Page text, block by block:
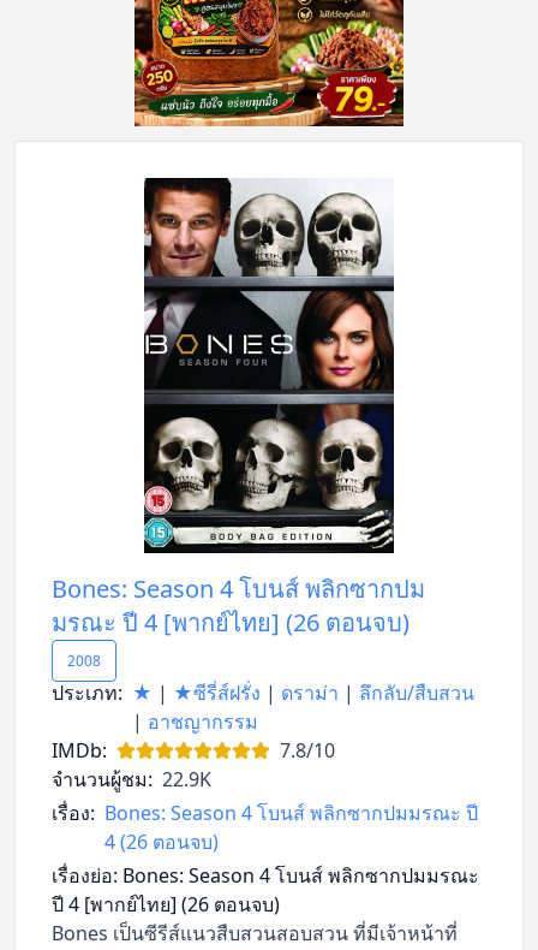
Bones: Season 4 โบนส์ พลิกซากปม
มรณะ ปี 4 [พากย์ไทย] (26 ตอนจบ)
2008
ประเภท: ★ | ★ซีรี่ส์ฝรั่ง | ดราม่า | ลึกลับ/สืบสวน
| อาชญากรรม
IMDb:
7.8/10
จำนวนผู้ชม: 22.9K
เรื่อง: Bones: Season 4 โบนส์ พลิกซากปมมรณะ ปี
4 (26 ตอนจบ)
เรื่องย่อ: Bones: Season 4 โบนส์ พลิกซากปมมรณะ
ปี 4 [พากย์ไทย] (26 ตอนจบ)
Bones เป็นซีรีส์แนวสืบสวนสอบสวน ที่มีเจ้าหน้าที่